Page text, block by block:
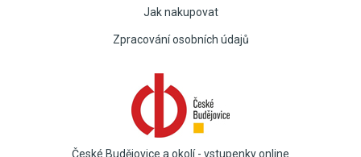
Jak nakupovat
Zpracování osobních údajů
České Budějovice a okolí - vstupenky online